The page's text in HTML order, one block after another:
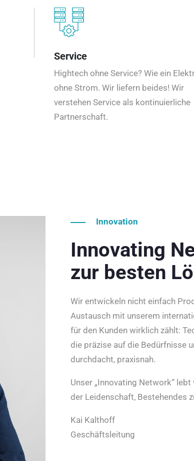
Service
Hightech ohne Service? Wie ein
ohne Strom. Wir liefern beides! Wir
verstehen Service als kontinuierliche
Partnerschaft.
Innovation
Innovating
zur besten
Wir entwickeln nicht einfach
Austausch mit unserem
für den Kunden wirklich zählt:
die präzise auf die Bedürfnisse
durchdacht, praxisnah.
Unser „Innovating Network“
der Leidenschaft, Bestehendes
Kai Kalthoff
Geschäftsleitung